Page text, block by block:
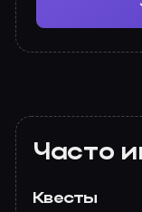
Часто
Квесты